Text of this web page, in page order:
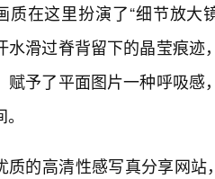
质在这里扮演了“细节放大
水滑过脊背留下的晶莹痕
赋予了平面图片一种呼吸
质的高清性感写真分享网站